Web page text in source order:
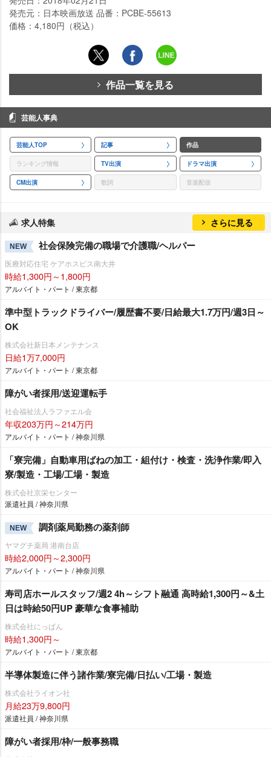
発売元：日本映画放送 品番：PCBE-55613
価格：4,180円（税込）
作品一覧を見る
芸能人事典
芸能人TOP 記事 作品
ランキング情報 TV出演 ドラマ出演
CM出演 歌詞 音楽配信
求人特集 さらに見る
NEW 社会保険完備の職場で介護職/ヘルパー
医療対応住宅 ケアホスピス南大井
時給1,300円～1,800円
アルバイト・パート / 東京都
準中型トラックドライバー/履歴書不要/日給最大1.7万円/週3日～
OK
株式会社新日本メンテナンス
日給1万7,000円
アルバイト・パート / 東京都
障がい者採用/送迎運転手
社会福祉法人ラファエル会
年収203万円～214万円
アルバイト・パート / 神奈川県
「寮完備」自動車用ばねの加工・組付け・検査・洗浄作業/即入
寮/製造・工場/工場・製造
株式会社京栄センター
派遣社員 / 神奈川県
NEW 調剤薬局勤務の薬剤師
ヤマグチ薬局 港南台店
時給2,000円～2,300円
アルバイト・パート / 神奈川県
寿司店ホールスタッフ/週2 4h～シフト融通 高時給1,300円～&土
日は時給50円UP 豪華な食事補助
株式会社にっぱん
時給1,300円～
アルバイト・パート / 東京都
半導体製造に伴う諸作業/寮完備/日払い/工場・製造
株式会社ライオン社
月給23万9,800円
派遣社員 / 神奈川県
障がい者採用/枠/一般事務職